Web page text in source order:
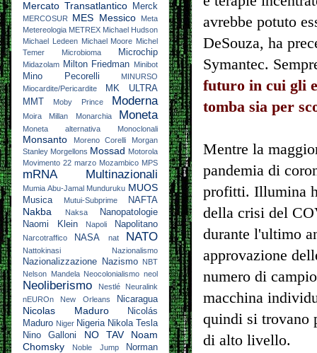
avrebbe potuto
DeSouza, ha
Symantec.
futuro in cui gli
tomba sia per
Mentre la
pandemia di
profitti. Illumina
della crisi del
durante l'ultimo
approvazione
numero di
macchina
quindi si trovano
di alto livello.
Mercato Transatlantico Merck
MERCOSUR MES Messico
Meta
Metereologia METREX Michael Hudson
Michael Ledeen Michael Moore Michel
Temer
Microbioma Microchip
Midazolam Milton Friedman Minibot
Mino Pecorelli
MINURSO
Miocardite/Pericardite
MK ULTRA
MMT
Moby Prince Moderna
Moira Millan Monarchia Moneta
Moneta alternativa Monoclonali
Monsanto Moreno Corelli
Morgan
Stanley Morgellons Mossad Motorola
Movimento 22 marzo Mozambico MPS
mRNA Multinazionali
Mumia Abu-Jamal Munduruku MUOS
Musica Mutui-Subprime NAFTA
Nakba Naksa
Nanopatologie
Naomi Klein
Napoli Napolitano
Narcotraffico NASA nat NATO
Nattokinasi Nazionalismo
Nazionalizzazione Nazismo
NBT
Nelson Mandela Neocolonialismo neol
Neoliberismo Nestlé
Neuralink
nEUROn
New Orleans Nicaragua
Nicolas Maduro
Nicolás
Maduro Niger Nigeria Nikola Tesla
Nino Galloni
NO TAV
Noam
Chomsky
Noble Jump
Norman